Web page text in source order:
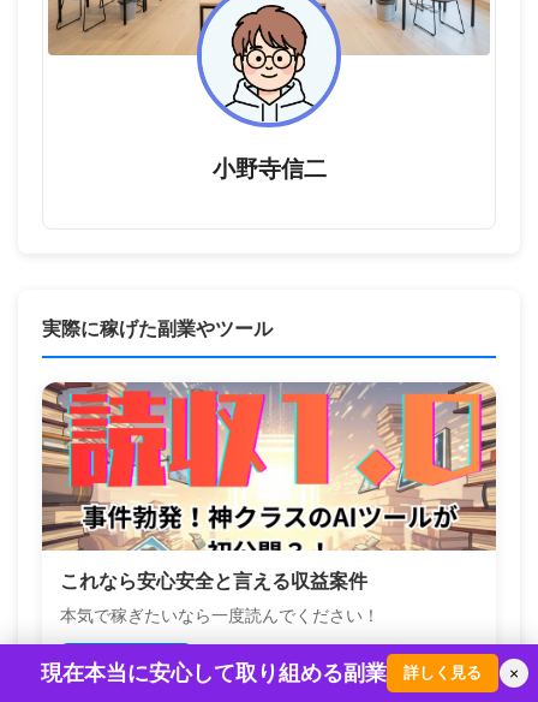
小野寺信二
実際に稼げた副業やツール
これなら安心安全と言える収益案件
本気で稼ぎたいなら一度読んでください！
詳しく見る ×
現在本当に安心して取り組める副業 詳しく見る